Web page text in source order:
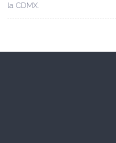
la CDMX.